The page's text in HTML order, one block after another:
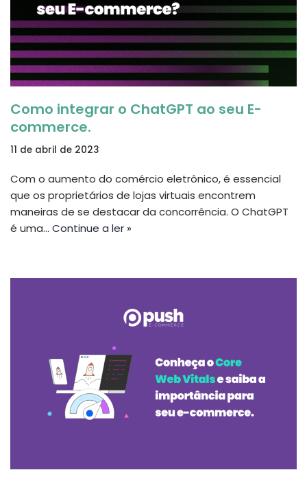
Como integrar o ChatGPT ao seu E-
commerce.
11 de abril de 2023
Com o aumento do comércio eletrônico, é essencial
que os proprietários de lojas virtuais encontrem
maneiras de se destacar da concorrência. O ChatGPT
é uma… Continue a ler »